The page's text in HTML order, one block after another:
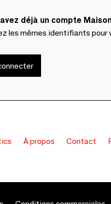
déjà un compte
les mêmes identifiants pour
À propos Contact